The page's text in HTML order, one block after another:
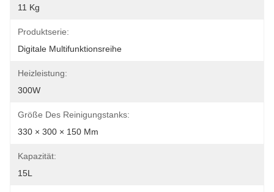
11 Kg
Produktserie:
Digitale Multifunktionsreihe
Heizleistung:
300W
Größe Des Reinigungstanks:
330 × 300 × 150 Mm
Kapazität:
15L